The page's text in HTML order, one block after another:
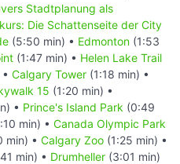
Stadtplanung als
Die Schattenseite der City
(5:50 min) • Edmonton (1:53
(1:47 min) • Helen Lake Trail
Calgary Tower (1:18 min) •
15 (1:20 min) •
• Prince's Island Park (0:49
min) • Canada Olympic Park
min) • Calgary Zoo (1:25 min) •
min) • Drumheller (3:01 min)